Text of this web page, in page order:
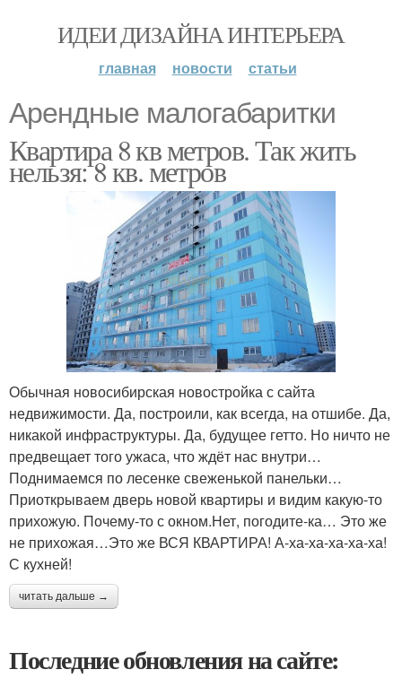
ИДЕИ ДИЗАЙНА ИНТЕРЬЕРА
главная новости статьи
Арендные малогабаритки
Квартира 8 кв метров. Так жить
нельзя: 8 кв. метров
Обычная новосибирская новостройка с сайта
недвижимости. Да, построили, как всегда, на отшибе. Да,
никакой инфраструктуры. Да, будущее гетто. Но ничто не
предвещает того ужаса, что ждёт нас внутри…
Поднимаемся по лесенке свеженькой панельки…
Приоткрываем дверь новой квартиры и видим какую-то
прихожую. Почему-то с окном.Нет, погодите-ка… Это же
не прихожая…Это же ВСЯ КВАРТИРА! А-ха-ха-ха-ха-ха!
С кухней!
читать дальше →
Последние обновления на сайте: